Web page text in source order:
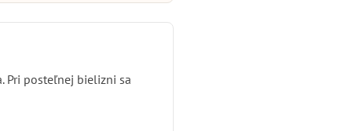
Pri posteľnej bielizni sa